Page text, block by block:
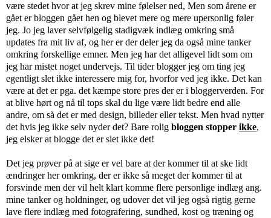
være stedet hvor at jeg skrev mine følelser ned, Men som årene er
gået er bloggen gået hen og blevet mere og mere upersonlig føler
jeg. Jo jeg laver selvfølgelig stadigvæk indlæg omkring små
updates fra mit liv af, og her er der deler jeg da også mine tanker
omkring forskellige emner. Men jeg har det alligevel lidt som om
jeg har mistet noget undervejs. Til tider blogger jeg om ting jeg
egentligt slet ikke interessere mig for, hvorfor ved jeg ikke. Det kan
være at det er pga. det kæmpe store pres der er i bloggerverden. For
at blive hørt og nå til tops skal du lige være lidt bedre end alle
andre, om så det er med design, billeder eller tekst. Men hvad nytter
det hvis jeg ikke selv nyder det? Bare rolig bloggen stopper ikke,
jeg elsker at blogge det er slet ikke det!
Det jeg prøver på at sige er vel bare at der kommer til at ske lidt
ændringer her omkring, der er ikke så meget der kommer til at
forsvinde men der vil helt klart komme flere personlige indlæg ang.
mine tanker og holdninger, og udover det vil jeg også rigtig gerne
lave flere indlæg med fotografering, sundhed, kost og træning og